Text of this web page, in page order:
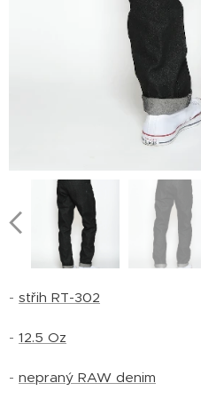
- střih RT-302
- 12.5 Oz
- nepraný RAW denim